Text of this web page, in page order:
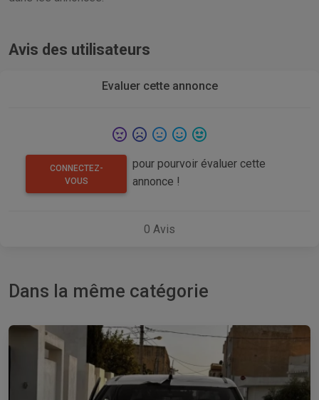
Avis des utilisateurs
Evaluer cette annonce
CONNECTEZ-
VOUS
pour pourvoir évaluer cette
annonce !
0 Avis
Dans la même catégorie